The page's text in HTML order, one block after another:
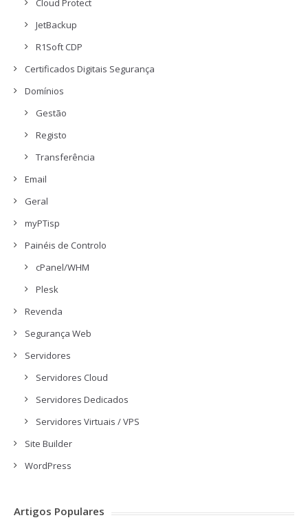
Cloud Protect
JetBackup
R1Soft CDP
Certificados Digitais Segurança
Domínios
Gestão
Registo
Transferência
Email
Geral
myPTisp
Painéis de Controlo
cPanel/WHM
Plesk
Revenda
Segurança Web
Servidores
Servidores Cloud
Servidores Dedicados
Servidores Virtuais / VPS
Site Builder
WordPress
Artigos Populares